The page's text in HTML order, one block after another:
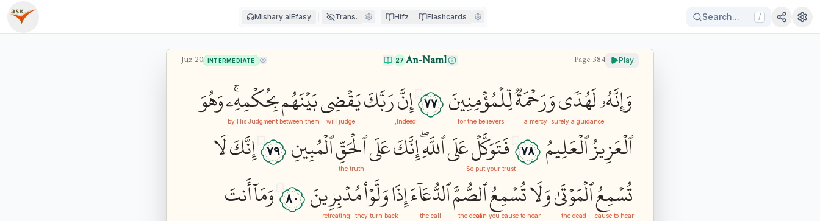
Mishary alEfasy Trans. Hifz Flashcards Search... /
Juz 20 INTERMEDIATE 27 An-Naml Page 384 Play
وَإِنَّهُۥلَهُدٗى
surely a guidance
وَرَحۡمَةٞ
a mercy
لِّلۡمُؤۡمِنِينَ
for the believers
٧٧ إِنَّ
Indeed,
رَبَّكَيَقۡضِي
will judge
بَيۡنَهُم
between them
بِحُكۡمِهِۦۚ
by His Judgment
وَهُوَ
ٱلۡعَزِيزُٱلۡعَلِيمُ ٧٨ فَتَوَكَّلۡ
So put your trust
عَلَىٱللَّهِۖإِنَّكَعَلَىٱلۡحَقِّ
the truth
ٱلۡمُبِينِ ٧٩ إِنَّكَلَا
تُسۡمِعُ
cause to hear
ٱلۡمَوۡتَىٰ
the dead
وَلَاتُسۡمِعُ
can you cause to hear
ٱلصُّمَّ
the deaf
ٱلدُّعَآءَ
the call
إِذَاوَلَّوۡاْ
they turn back
مُدۡبِرِينَ
retreating
٨٠ وَمَآأَنتَ